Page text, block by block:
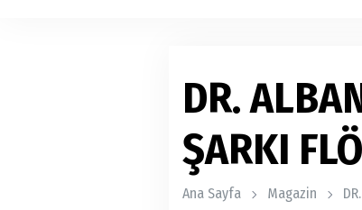
DR.
ŞARKI
Ana Sayfa Magazin